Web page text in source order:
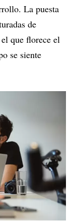
La puesta
de
que florece el
se siente